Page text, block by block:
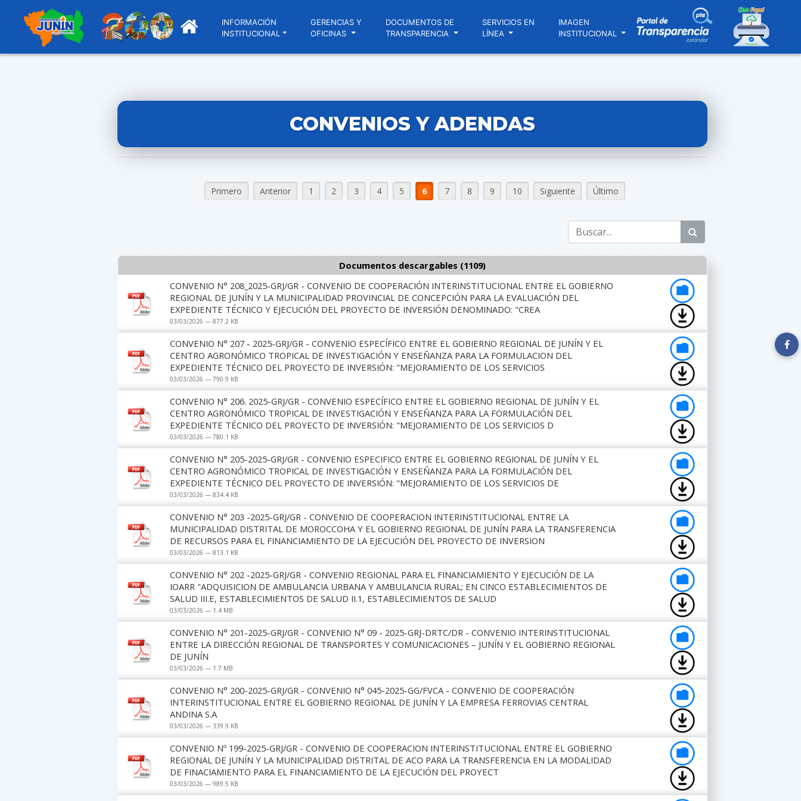
INFORMACIÓN
INSTITUCIONAL
GERENCIAS Y
OFICINAS
DOCUMENTOS DE
TRANSPARENCIA
SERVICIOS EN
LÍNEA
IMAGEN
INSTITUCIONAL
CONVENIOS Y ADENDAS
Primero Anterior 1 2 3 4 5 6 7 8 9 10 Siguiente Último
Documentos descargables (1109)
CONVENIO N° 208_2025-GRJ/GR - CONVENIO DE COOPERACIÓN INTERINSTITUCIONAL ENTRE EL GOBIERNO
REGIONAL DE JUNÍN Y LA MUNICIPALIDAD PROVINCIAL DE CONCEPCIÓN PARA LA EVALUACIÓN DEL
EXPEDIENTE TÉCNICO Y EJECUCIÓN DEL PROYECTO DE INVERSIÓN DENOMINADO: "CREA
03/03/2026 — 877.2 KB
CONVENIO N° 207 - 2025-GRJ/GR - CONVENIO ESPECÍFICO ENTRE EL GOBIERNO REGIONAL DE JUNÍN Y EL
CENTRO AGRONÓMICO TROPICAL DE INVESTIGACIÓN Y ENSEÑANZA PARA LA FORMULACION DEL
EXPEDIENTE TÉCNICO DEL PROYECTO DE INVERSIÓN: "MEJORAMIENTO DE LOS SERVICIOS
03/03/2026 — 790.9 KB
CONVENIO N° 206. 2025-GRJ/GR - CONVENIO ESPECÍFICO ENTRE EL GOBIERNO REGIONAL DE JUNÍN Y EL
CENTRO AGRONÓMICO TROPICAL DE INVESTIGACIÓN Y ENSEÑANZA PARA LA FORMULACIÓN DEL
EXPEDIENTE TÉCNICO DEL PROYECTO DE INVERSIÓN: "MEJORAMIENTO DE LOS SERVICIOS D
03/03/2026 — 780.1 KB
CONVENIO N° 205-2025-GRJ/GR - CONVENIO ESPECIFICO ENTRE EL GOBIERNO REGIONAL DE JUNÍN Y EL
CENTRO AGRONÓMICO TROPICAL DE INVESTIGACIÓN Y ENSEÑANZA PARA LA FORMULACIÓN DEL
EXPEDIENTE TÉCNICO DEL PROYECTO DE INVERSIÓN: "MEJORAMIENTO DE LOS SERVICIOS DE
03/03/2026 — 834.4 KB
CONVENIO N° 203 -2025-GRJ/GR - CONVENIO DE COOPERACION INTERINSTITUCIONAL ENTRE LA
MUNICIPALIDAD DISTRITAL DE MOROCCOHA Y EL GOBIERNO REGIONAL DE JUNÍN PARA LA TRANSFERENCIA
DE RECURSOS PARA EL FINANCIAMIENTO DE LA EJECUCIÓN DEL PROYECTO DE INVERSION
03/03/2026 — 813.1 KB
CONVENIO N° 202 -2025-GRJ/GR - CONVENIO REGIONAL PARA EL FINANCIAMIENTO Y EJECUCIÓN DE LA
IOARR "ADQUISICION DE AMBULANCIA URBANA Y AMBULANCIA RURAL; EN CINCO ESTABLECIMIENTOS DE
SALUD III.E, ESTABLECIMIENTOS DE SALUD II.1, ESTABLECIMIENTOS DE SALUD
03/03/2026 — 1.4 MB
CONVENIO N° 201-2025-GRJ/GR - CONVENIO N° 09 - 2025-GRJ-DRTC/DR - CONVENIO INTERINSTITUCIONAL
ENTRE LA DIRECCIÓN REGIONAL DE TRANSPORTES Y COMUNICACIONES – JUNÍN Y EL GOBIERNO REGIONAL
DE JUNÍN
03/03/2026 — 1.7 MB
CONVENIO N° 200-2025-GRJ/GR - CONVENIO N° 045-2025-GG/FVCA - CONVENIO DE COOPERACIÓN
INTERINSTITUCIONAL ENTRE EL GOBIERNO REGIONAL DE JUNÍN Y LA EMPRESA FERROVIAS CENTRAL
ANDINA S.A
03/03/2026 — 339.9 KB
CONVENIO Nº 199-2025-GRJ/GR - CONVENIO DE COOPERACION INTERINSTITUCIONAL ENTRE EL GOBIERNO
REGIONAL DE JUNÍN Y LA MUNICIPALIDAD DISTRITAL DE ACO PARA LA TRANSFERENCIA EN LA MODALIDAD
DE FINACIAMIENTO PARA EL FINANCIAMIENTO DE LA EJECUCIÓN DEL PROYECT
03/03/2026 — 989.5 KB